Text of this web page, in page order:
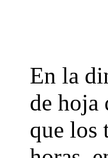
En la
de hoja
que los